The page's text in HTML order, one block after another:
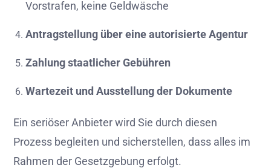
Vorstrafen, keine Geldwäsche
Antragstellung übereineautorisierteAgentur
ZahlungstaatlicherGebühren
Wartezeit und Ausstellungder Dokumente
Ein seriöserAnbieterwird Sie durch diesen
Prozess begleiten und sicherstellen, dass alles im
Rahmen der Gesetzgebung erfolgt.